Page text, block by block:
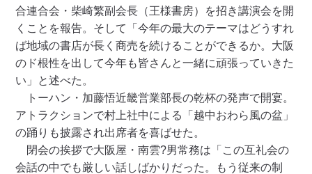
合連合会・柴崎繁副会長（王様書房）を招き講演会を開
くことを報告。そして「今年の最大のテーマはどうすれ
ば地域の書店が長く商売を続けることができるか。大阪
のド根性を出して今年も皆さんと一緒に頑張っていきた
い」と述べた。
トーハン・加藤悟近畿営業部長の乾杯の発声で開宴。
アトラクションで村上社中による「越中おわら風の盆」
の踊りも披露され出席者を喜ばせた。
閉会の挨拶で大阪屋・南雲?男常務は「この互礼会の
会話の中でも厳しい話しばかりだった。もう従来の制